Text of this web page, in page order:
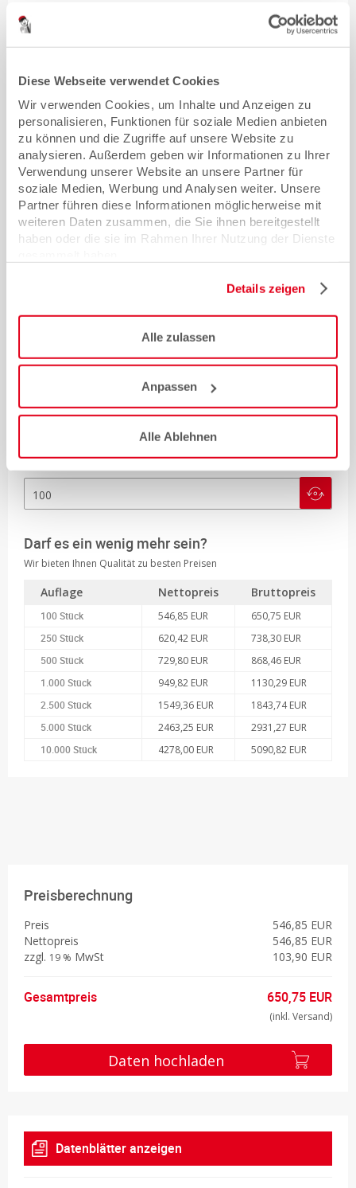
Diese Webseite verwendet Cookies
Wir verwenden Cookies, um Inhalte und Anzeigen zu
personalisieren, Funktionen für soziale Medien anbieten
zu können und die Zugriffe auf unsere Website zu
analysieren. Außerdem geben wir Informationen zu Ihrer
Verwendung unserer Website an unsere Partner für
soziale Medien, Werbung und Analysen weiter. Unsere
Partner führen diese Informationen möglicherweise mit
weiteren Daten zusammen, die Sie ihnen bereitgestellt
haben oder die sie im Rahmen Ihrer Nutzung der Dienste
Details zeigen
Alle zulassen
Anpassen
Alle Ablehnen
bitte wählen
Konfektionierung der Mappen
Mappen plano liefern
Versand & Verpackung
Versand & Verpackung
Standard (D) ca. 2-3 Arbeitstage (Mo-Fr)
Darf es ein wenig mehr sein?
Wir bieten Ihnen Qualität zu besten Preisen
Auflage Nettopreis Bruttopreis
100 Stück 546,85 EUR 650,75 EUR
250 Stück 620,42 EUR 738,30 EUR
500 Stück 729,80 EUR 868,46 EUR
1.000 Stück 949,82 EUR 1130,29 EUR
2.500 Stück 1549,36 EUR 1843,74 EUR
5.000 Stück 2463,25 EUR 2931,27 EUR
10.000 Stück 4278,00 EUR 5090,82 EUR
Preisberechnung
Preis
546,85 EUR
Nettopreis
546,85 EUR
zzgl. 19 % MwSt 103,90 EUR
Gesamtpreis 650,75 EUR
(inkl. Versand)
Daten hochladen
Datenblätter anzeigen